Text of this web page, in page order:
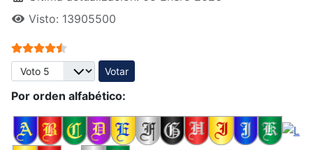
Visto: 13905500
Ratio:4.5/
Por favor, vote
Por orden alfabético: